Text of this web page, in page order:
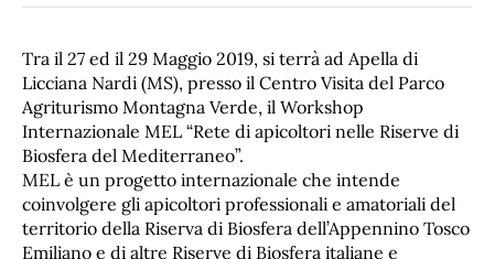
Tra il 27 ed il 29 Maggio 2019, si terrà ad Apella di
Licciana Nardi (MS), presso il Centro Visita del Parco
Agriturismo Montagna Verde, il Workshop
Internazionale MEL “Rete di apicoltori nelle Riserve di
Biosfera del Mediterraneo”.
MEL è un progetto internazionale che intende
coinvolgere gli apicoltori professionali e amatoriali del
territorio della Riserva di Biosfera dell’Appennino Tosco
Emiliano e di altre Riserve di Biosfera italiane e